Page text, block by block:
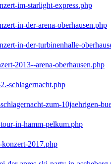
im-starlight-express.php
in-der-arena-oberhausen.php
in-der-turbinenhalle-
2013--arena-oberhausen.php
schlagernacht.php
zum-10jaehrigen-
in-hamm-pelkum.php
konzert-2017.php